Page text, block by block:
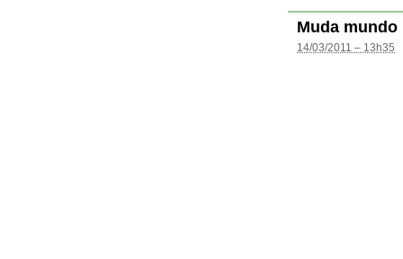
Muda mundo
14/03/2011 – 13h35